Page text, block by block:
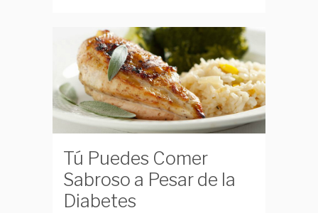
Tú Puedes Comer
Sabroso a Pesar de la
Diabetes